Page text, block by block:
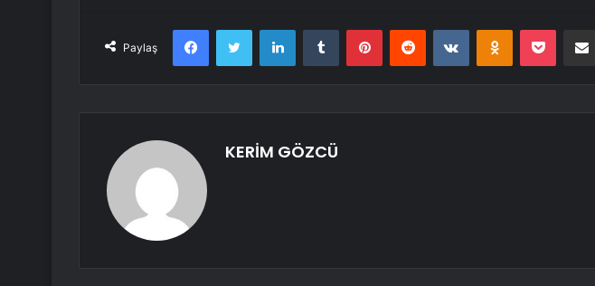
Paylaş
FacebookTwitter LinkedInTumblr PinterestReddit VKontakteOdnoklassniki
Pocket
KERİM GÖZCÜ